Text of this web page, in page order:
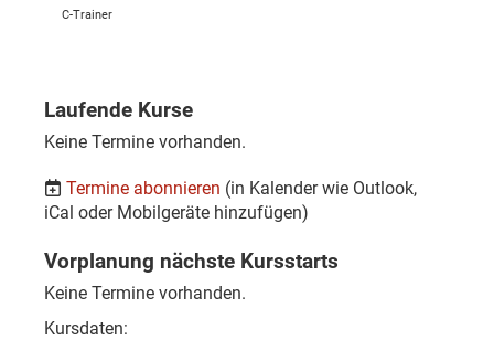
C-Trainer
Laufende Kurse
Keine Termine vorhanden.
Termine abonnieren (in Kalender wie Outlook,
iCal oder Mobilgeräte hinzufügen)
Vorplanung nächste Kursstarts
Keine Termine vorhanden.
Kursdaten: